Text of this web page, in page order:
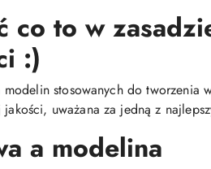
co to w
:)
stosowanych do tworzenia
jakości, uważana za jedną z
a modelina